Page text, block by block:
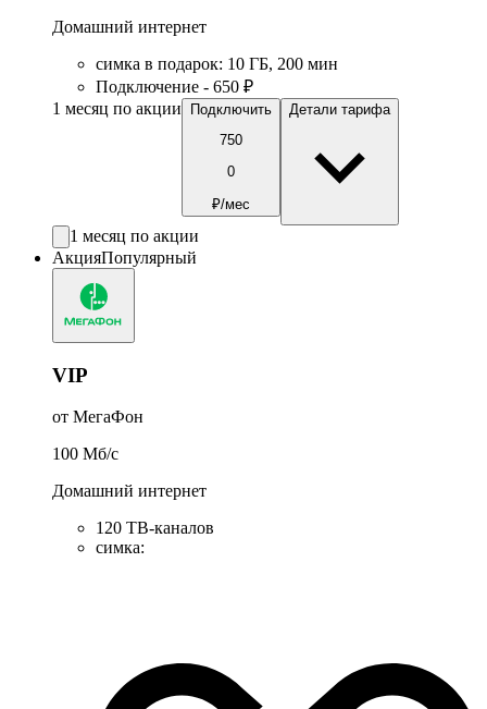
Домашний интернет
симка в подарок: 10 ГБ, 200 мин
Подключение - 650 ₽
1 месяц по акции
Подключить
750
0
₽/мес
Детали тарифа
1 месяц по акции
АкцияПопулярный
VIP
от МегаФон
100 Мб/c
Домашний интернет
120 ТВ-каналов
симка: